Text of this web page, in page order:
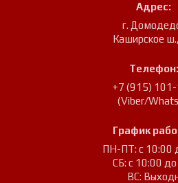
Адрес:
г.
Каширское
Телефон:
+7 (915)
(Viber/
График
ПН-ПТ: с 10:00
СБ: с 10:00
ВС: